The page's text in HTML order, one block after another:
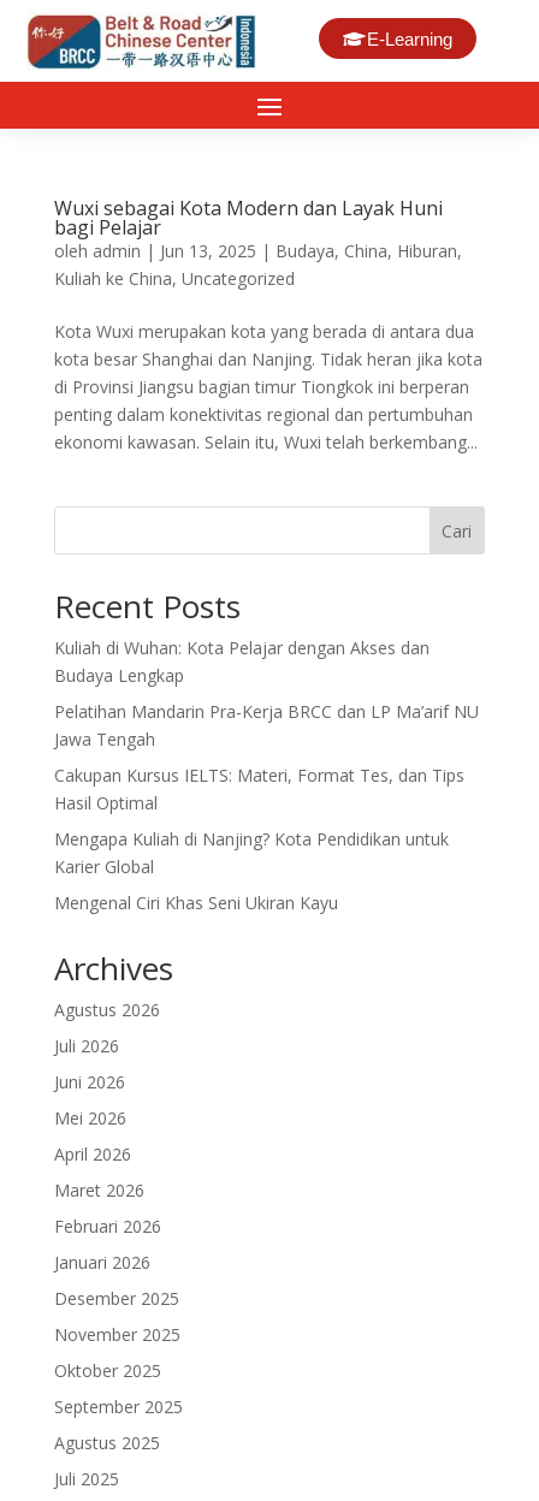
E-Learning
Wuxi sebagai Kota Modern dan Layak Huni
bagi Pelajar
oleh admin | Jun 13, 2025 | Budaya, China, Hiburan,
Kuliah ke China, Uncategorized
Kota Wuxi merupakan kota yang berada di antara dua
kota besar Shanghai dan Nanjing. Tidak heran jika kota
di Provinsi Jiangsu bagian timur Tiongkok ini berperan
penting dalam konektivitas regional dan pertumbuhan
ekonomi kawasan. Selain itu, Wuxi telah berkembang...
Cari
Recent Posts
Kuliah di Wuhan: Kota Pelajar dengan Akses dan
Budaya Lengkap
Pelatihan Mandarin Pra-Kerja BRCC dan LP Ma’arif NU
Jawa Tengah
Cakupan Kursus IELTS: Materi, Format Tes, dan Tips
Hasil Optimal
Mengapa Kuliah di Nanjing? Kota Pendidikan untuk
Karier Global
Mengenal Ciri Khas Seni Ukiran Kayu
Archives
Agustus 2026
Juli 2026
Juni 2026
Mei 2026
April 2026
Maret 2026
Februari 2026
Januari 2026
Desember 2025
November 2025
Oktober 2025
September 2025
Agustus 2025
Juli 2025